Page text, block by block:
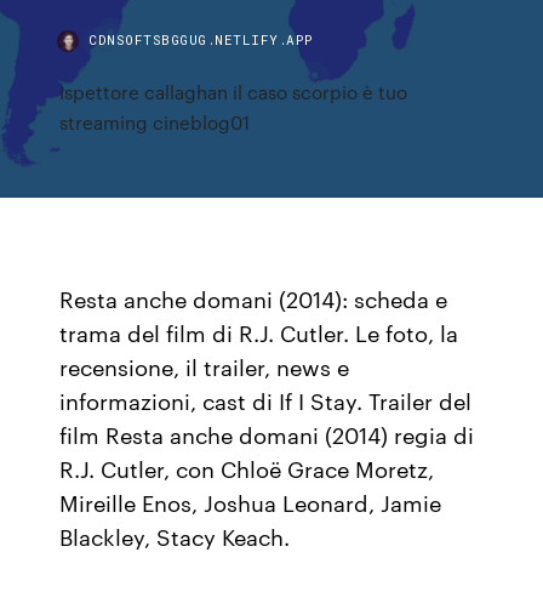
CDNSOFTSBGGUG.NETLIFY.APP
Ispettore callaghan il caso scorpio è tuo
streaming cineblog01
Resta anche domani (2014): scheda e
trama del film di R.J. Cutler. Le foto, la
recensione, il trailer, news e
informazioni, cast di If I Stay. Trailer del
film Resta anche domani (2014) regia di
R.J. Cutler, con Chloë Grace Moretz,
Mireille Enos, Joshua Leonard, Jamie
Blackley, Stacy Keach.